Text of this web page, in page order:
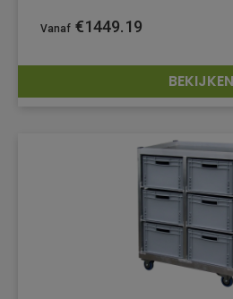
€1449.19
BEKIJKEN